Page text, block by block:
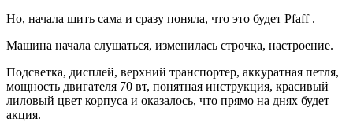
Но, начала шить сама и сразу поняла, что это будет Pfaff .
Машина начала слушаться, изменилась строчка, настроение.
Подсветка, дисплей, верхний транспортер, аккуратная петля,
мощность двигателя 70 вт, понятная инструкция, красивый
лиловый цвет корпуса и оказалось, что прямо на днях будет
акция.